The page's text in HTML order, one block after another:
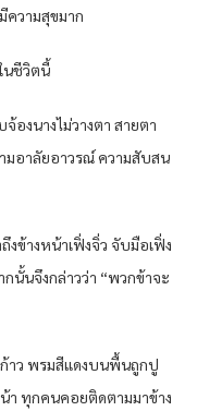
ความสุข​มาก​
น​ชีวิต​นี้​
อง​นาง​ไม่วางตา​ สายตา​
ม​อาลัยอาวรณ์​ ความ​สับสน​
งข้างหน้า​เฟิ่งจิ่ว​ จับมือ​เฟิ่ง
นั้น​จึงกล่าวว่า​ “พวก​ข้า​จะ
าว​ พรม​สีแดง​บน​พื้น​ถูก​ปู
า​ ทุกคน​คอย​ติด​ตามมา​ข้าง